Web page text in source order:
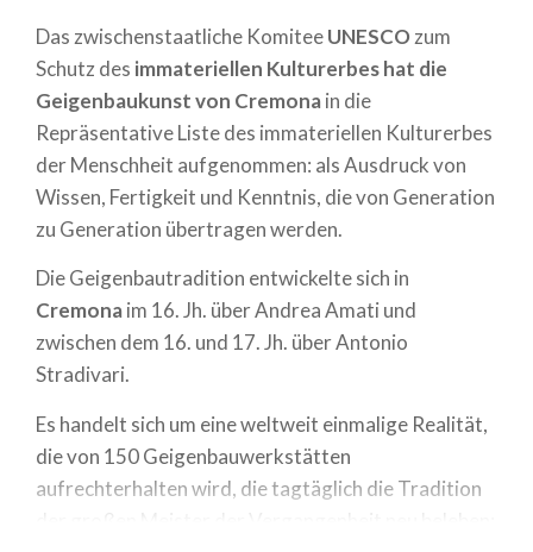
Das zwischenstaatliche KomiteeUNESCO zum
Schutz des immateriellen Kulturerbes hat die
Geigenbaukunst von Cremonain die
Repräsentative Liste des immateriellen Kulturerbes
der Menschheit aufgenommen: als Ausdruck von
Wissen, Fertigkeit und Kenntnis, die von Generation
zu Generation übertragen werden.
Die Geigenbautradition entwickelte sich in
Cremonaim 16. Jh. über Andrea Amati und
zwischen dem 16. und 17. Jh. über Antonio
Stradivari.
Es handelt sich um eine weltweit einmalige Realität,
die von 150 Geigenbauwerkstätten
aufrechterhalten wird, die tagtäglich die Tradition